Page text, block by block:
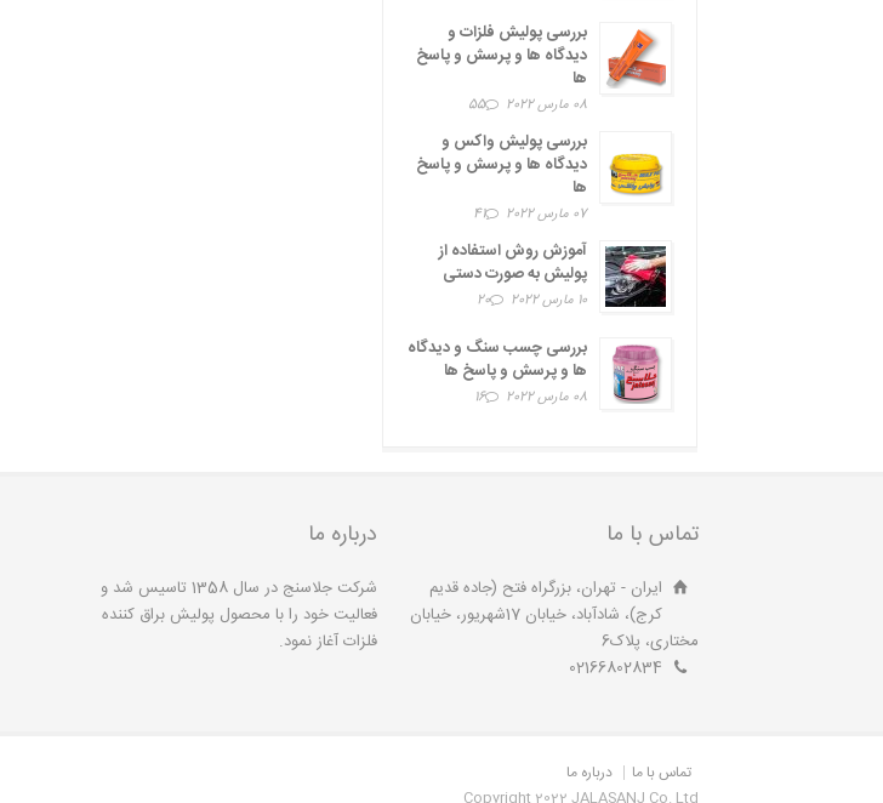
بررسی پولیش فلزات و
دیدگاه ها و پرسش و پاسخ
ها
08 مارس 2022 55
بررسی پولیش واکس و
دیدگاه ها و پرسش و پاسخ
ها
07 مارس 2022 41
آموزش روش استفاده از
پولیش به صورت دستی
10 مارس 2022 20
بررسی چسب سنگ و دیدگاه
ها و پرسش و پاسخ ها
08 مارس 2022 16
تماس با ما
ایران - تهران، بزرگراه فتح (جاده قدیم
کرج)، شادآباد، خیابان 17شهریور، خیابان
مختاری، پلاک6
02166802834
درباره ما
شرکت جلاسنج در سال 1358 تاسیس شد و
فعالیت خود را با محصول پولیش براق کننده
فلزات آغاز نمود.
درباره ما
تماس با ما
Copyright 2022 JALASANJ Co. Ltd